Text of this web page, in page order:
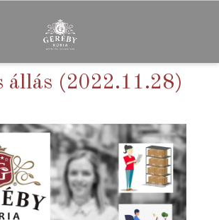
állás (2022.11.28)